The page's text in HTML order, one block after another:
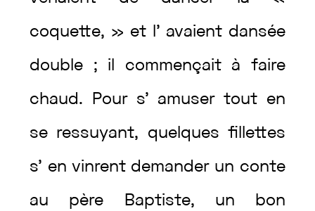
coquette, » et l’ avaient dansée
double ; il commençait à faire
chaud. Pour s’ amusertout en
se ressuyant, quelques fillettes
s’ en vinrent demander un conte
au père Baptiste, un bon